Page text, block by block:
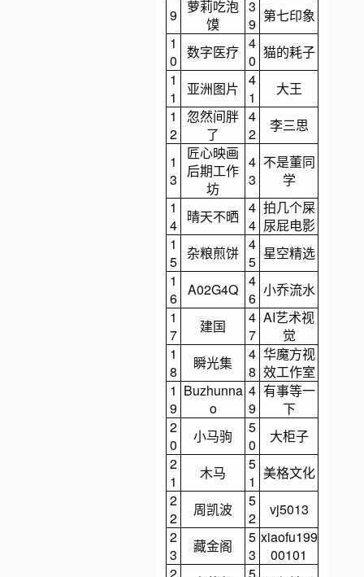
9 萝莉吃泡
馍
3
9 第七印象
1
0 数字医疗 4
0 猫的耗子
1
1
亚洲图片 4
1
大王
1
2
忽然间胖
了
4
2
李三思
1
3
匠心映画
后期工作
坊
4
3
不是董同
学
1
4 晴天不晒 4
4
拍几个屎
尿屁电影
1
5 杂粮煎饼 4
5 星空精选
1
6 A02G4Q 4
6 小乔流水
1
7
建国
4
7
AI艺术视
觉
1
8
瞬光集
4
8
华魔方视
效工作室
1
9
Buzhunna
o
4
9
有事等一
下
2
0
小马驹
5
0
大柜子
2
1
木马
5
1 美格文化
2
2
周凯波
5
2
vj5013
2
3
藏金阁
5
3
xiaofu199
00101